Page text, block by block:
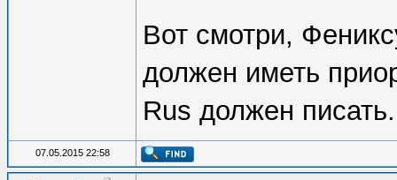
Вот смотри,
должен иметь
Rus должен писать.
07.05.2015 22:58